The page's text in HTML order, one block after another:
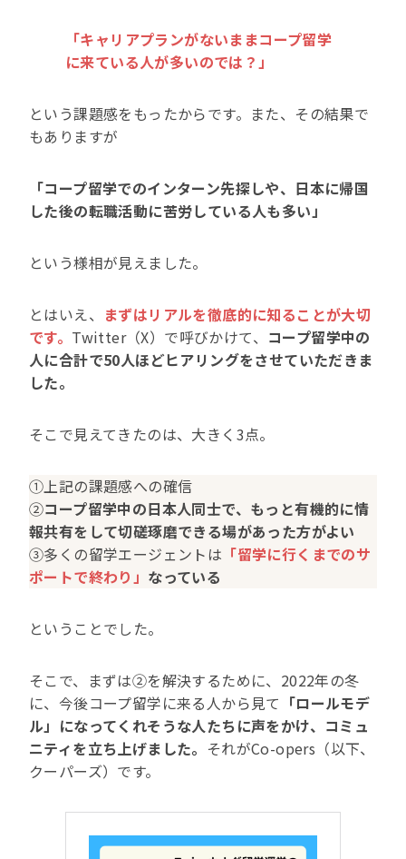
「キャリアプランがないままコープ留学
に来ている人が多いのでは？」
という課題感をもったからです。また、その結果で
もありますが
「コープ留学でのインターン先探しや、日本に帰国
した後の転職活動に苦労している人も多い」
という様相が見えました。
とはいえ、 まずはリアルを徹底的に知ることが大切
です。 Twitter（X）で呼びかけて、 コープ留学中の
人に合計で50人ほどヒアリングをさせていただきま
した。
そこで見えてきたのは、大きく3点。
①上記の課題感への確信
②コープ留学中の日本人同士で、もっと有機的に情
報共有をして切磋琢磨できる場があった方がよい
③多くの留学エージェントは 「留学に行くまでのサ
ポートで終わり」 なっている
ということでした。
そこで、まずは②を解決するために、2022年の冬
に、今後コープ留学に来る人から見て 「ロールモデ
ル」になってくれそうな人たちに声をかけ、コミュ
ニティを立ち上げました。 それがCo-opers（以下、
クーパーズ）です。